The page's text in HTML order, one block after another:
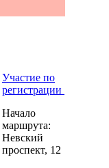
Участие по
регистрации
Начало
маршрута:
Невский
проспект, 12